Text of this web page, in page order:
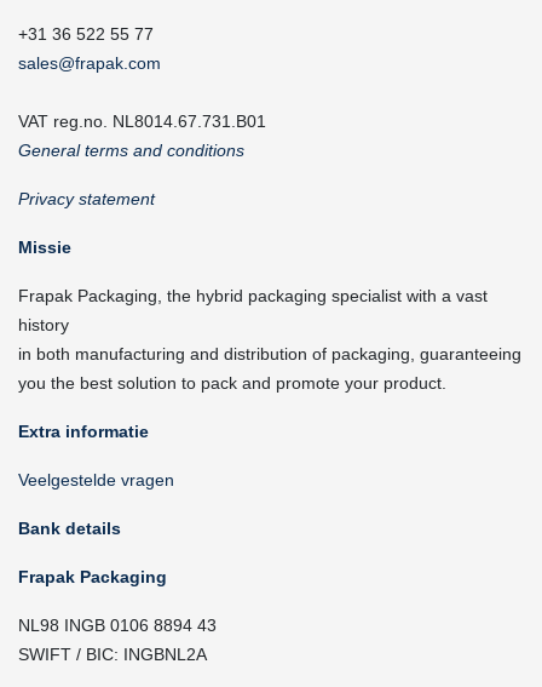
+31 36 522 55 77
sales@frapak.com
VAT reg.no. NL8014.67.731.B01
General terms and conditions
Privacy statement
Missie
Frapak Packaging, the hybrid packaging specialist with a vast
history
in both manufacturing and distribution of packaging, guaranteeing
you the best solution to pack and promote your product.
Extra informatie
Veelgestelde vragen
Bank details
Frapak Packaging
NL98 INGB 0106 8894 43
SWIFT / BIC: INGBNL2A